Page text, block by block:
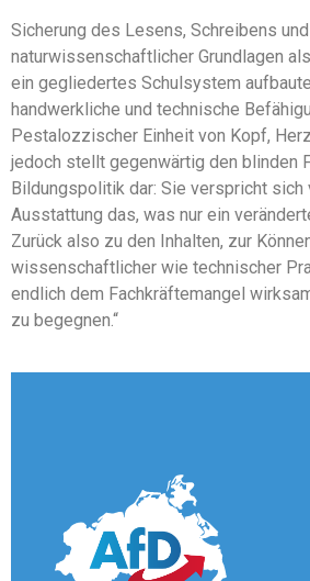
Sicherung des Lesens, Schreibens
naturwissenschaftlicher Grundlagen
ein gegliedertes Schulsystem
handwerkliche und technische
Pestalozzischer Einheit von Kopf,
jedoch stellt gegenwärtig den blinden
Bildungspolitik dar: Sie verspricht sich
Ausstattung das, was nur ein
Zurück also zu den Inhalten, zur
wissenschaftlicher wie technischer
endlich dem Fachkräftemangel
zu begegnen.“